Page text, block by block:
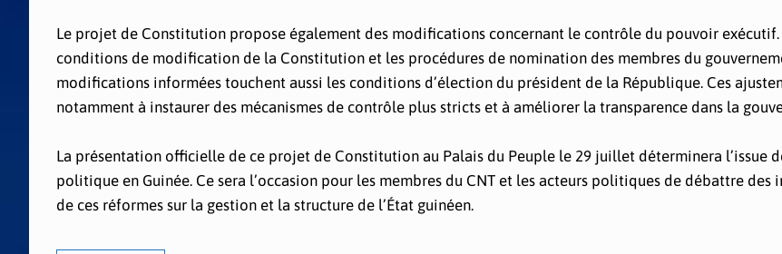
Le projet de Constitution propose également des modifications concernant le contrôle du pouvoir
conditions de modification de la Constitution et les procédures de nomination des membres du
modifications informées touchent aussi les conditions d’élection du président de la République. Ces
notamment à instaurer des mécanismes de contrôle plus stricts et à améliorer la transparence dans la
La présentation officielle de ce projet de Constitution au Palais du Peuple le 29 juillet déterminera l’issue
politique en Guinée. Ce sera l’occasion pour les membres du CNT et les acteurs politiques de débattre des
de ces réformes sur la gestion et la structure de l’État guinéen.